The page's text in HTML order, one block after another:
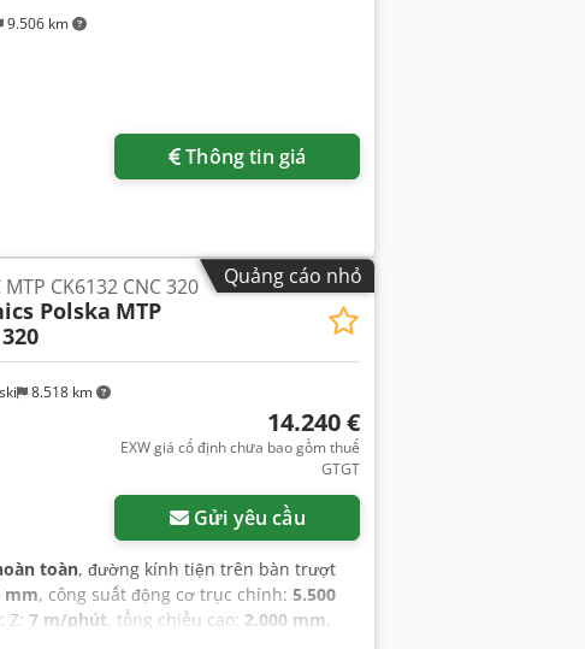
9.506 km
Thông tin giá
Quảng cáo nhỏ
8.518 km
MTP CK6132 CNC 320
Polska MTP
14.240 €
EXW giá cố định chưa bao gồm thuế
GTGT
Gửi yêu cầu
toàn, đường kính tiện trên bàn trượt
mm, công suất động cơ trục chính: 5.500
Z: 7 m/phút, tổng chiều cao: 2.000 mm,
tổng cộng: